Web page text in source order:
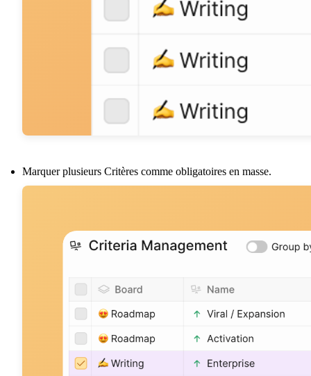
Marquer plusieurs Critères comme obligatoires en masse.